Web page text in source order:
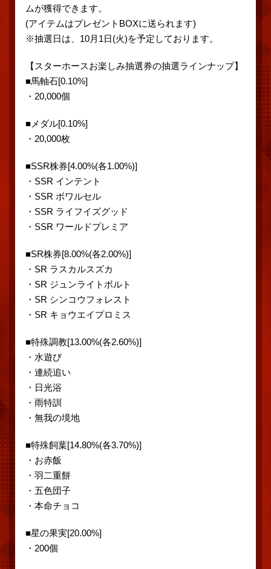
ムが獲得できます。
(アイテムはプレゼントBOXに送られます)
※抽選日は、10月1日(火)を予定しております。
【スターホースお楽しみ抽選券の抽選ラインナップ】
■馬軸石[0.10%]
・20,000個
■メダル[0.10%]
・20,000枚
■SSR株券[4.00%(各1.00%)]
・SSR インテント
・SSR ボワルセル
・SSR ライフイズグッド
・SSR ワールドプレミア
■SR株券[8.00%(各2.00%)]
・SR ラスカルスズカ
・SR ジュンライトボルト
・SR シンコウフォレスト
・SR キョウエイプロミス
■特殊調教[13.00%(各2.60%)]
・水遊び
・連続追い
・日光浴
・雨特訓
・無我の境地
■特殊飼葉[14.80%(各3.70%)]
・お赤飯
・羽二重餅
・五色団子
・本命チョコ
■星の果実[20.00%]
・200個